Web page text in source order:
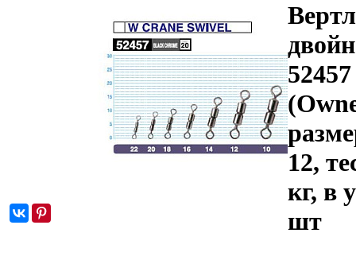
52457
12,
кг, в
шт